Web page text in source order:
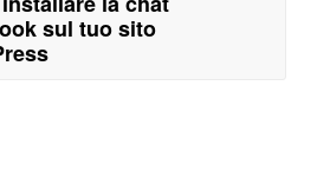
sul tuo sito